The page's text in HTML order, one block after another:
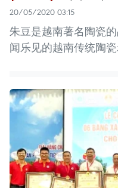
20/05/2020 03:15
朱豆是越南著名陶瓷
闻乐见的越南传统陶瓷